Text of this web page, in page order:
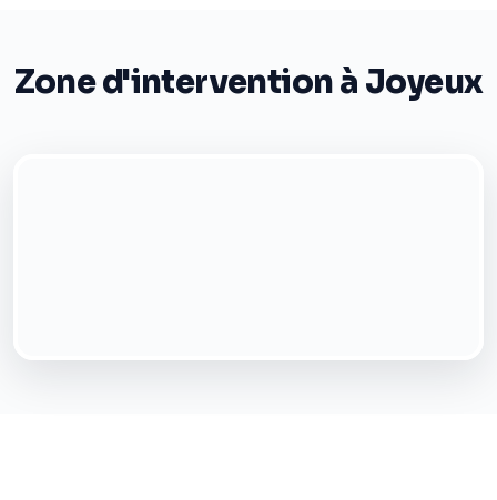
Zone d'intervention à Joyeux